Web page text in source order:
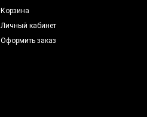
Корзина
Личный кабинет
Оформить заказ